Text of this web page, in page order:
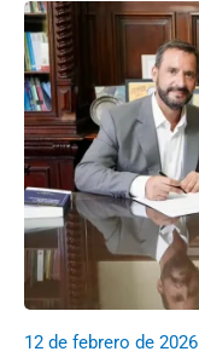
12 de febrero de 2026